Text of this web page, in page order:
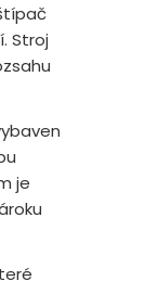
Stroj
je